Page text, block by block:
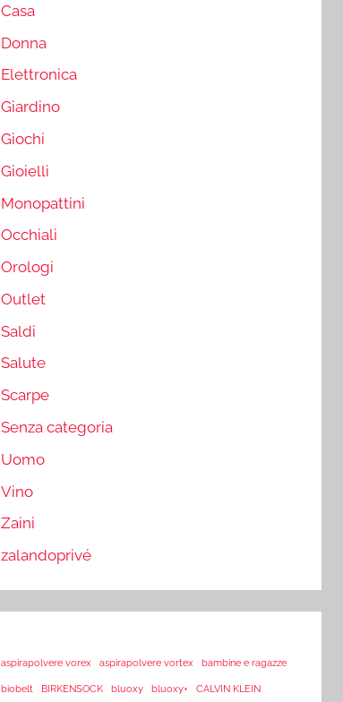
Casa
Donna
Elettronica
Giardino
Giochi
Gioielli
Monopattini
Occhiali
Orologi
Outlet
Saldi
Salute
Scarpe
Senza categoria
Uomo
Vino
Zaini
zalandoprivé
aspirapolvere vorex aspirapolvere vortex bambine e ragazze
biobelt BIRKENSOCK bluoxy bluoxy+ CALVIN KLEIN